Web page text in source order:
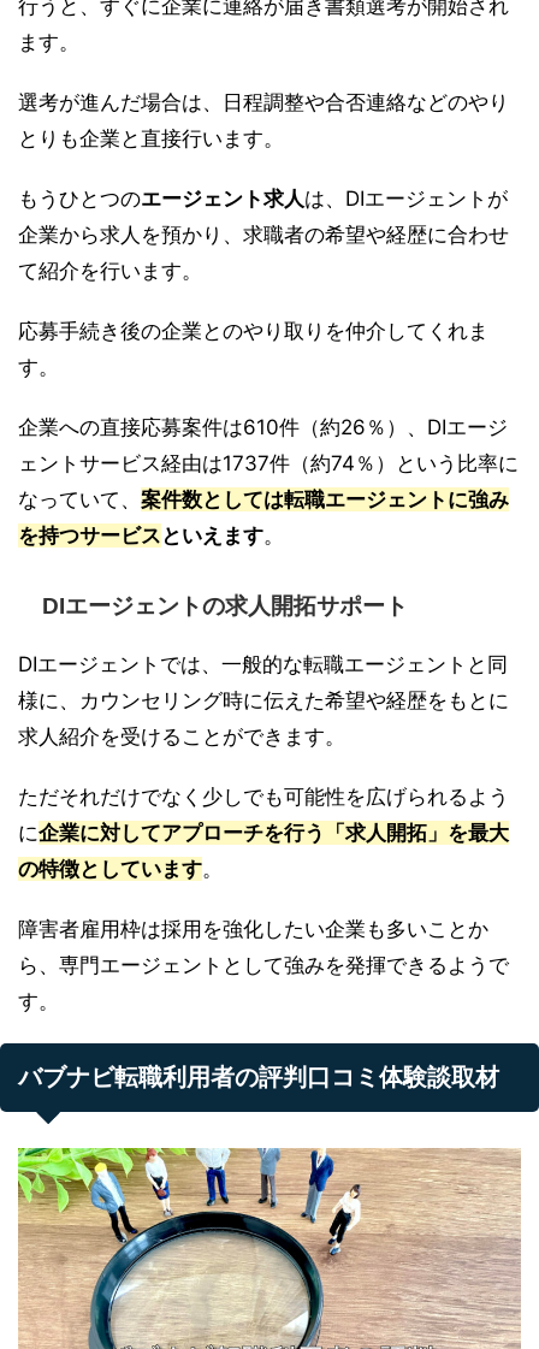
行うと、すぐに企業に連絡が届き書類選考が開始され
ます。
選考が進んだ場合は、日程調整や合否連絡などのやり
とりも企業と直接行います。
もうひとつのエージェント求人は、DIエージェントが
企業から求人を預かり、求職者の希望や経歴に合わせ
て紹介を行います。
応募手続き後の企業とのやり取りを仲介してくれま
す。
企業への直接応募案件は610件（約26％）、DIエージ
ェントサービス経由は1737件（約74％）という比率に
なっていて、 案件数としては転職エージェントに強み
を持つサービス といえます。
DIエージェントの求人開拓サポート
DIエージェントでは、一般的な転職エージェントと同
様に、カウンセリング時に伝えた希望や経歴をもとに
求人紹介を受けることができます。
ただそれだけでなく少しでも可能性を広げられるよう
に企業に対してアプローチを行う「求人開拓」を最大
の特徴としています。
障害者雇用枠は採用を強化したい企業も多いことか
ら、専門エージェントとして強みを発揮できるようで
す。
バブナビ転職利用者の評判口コミ体験談取材